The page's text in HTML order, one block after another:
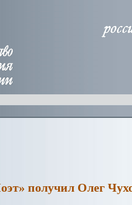
получил Олег